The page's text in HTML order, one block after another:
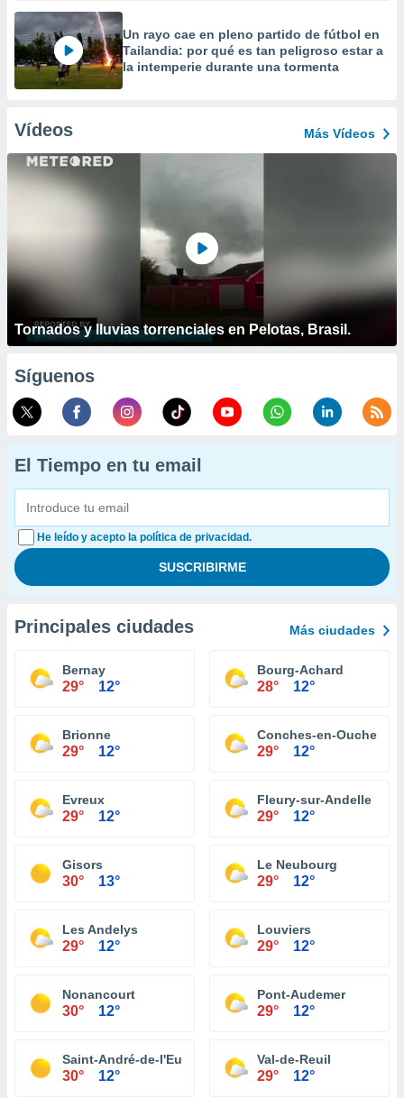
Un rayo cae en pleno partido de fútbol en
Tailandia: por qué es tan peligroso estar a
la intemperie durante una tormenta
Vídeos Más Vídeos
Tornados y lluvias torrenciales en Pelotas, Brasil.
Síguenos
El Tiempo en tu email
He leído y acepto la política de privacidad.
Principales ciudades Más ciudades
Bernay
29° 12°
Bourg-Achard
28° 12°
Brionne
29° 12°
Conches-en-Ouche
29° 12°
Evreux
29° 12°
Fleury-sur-Andelle
29° 12°
Gisors
30° 13°
Le Neubourg
29° 12°
Les Andelys
29° 12°
Louviers
29° 12°
Nonancourt
30° 12°
Pont-Audemer
29° 12°
Saint-André-de-l'Eure
30° 12°
Val-de-Reuil
29° 12°